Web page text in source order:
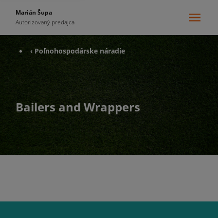
Marián Šupa
Autorizovaný predajca
‹ Poľnohospodárske náradie
Bailers and Wrappers